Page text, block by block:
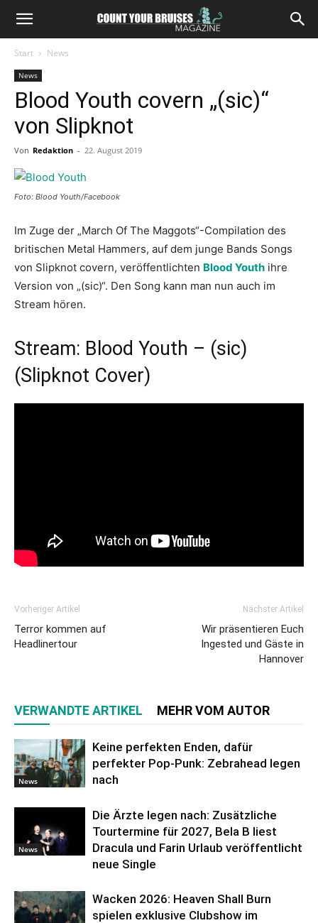
Start News
News
Blood Youth covern „(sic)“
von Slipknot
Von Redaktion - 22. August 2019
Foto: Blood Youth/Facebook
Im Zuge der „March Of The Maggots“-Compilation des
britischen Metal Hammers, auf dem junge Bands Songs
von Slipknot covern, veröffentlichten Blood Youth ihre
Version von „(sic)“. Den Song kann man nun auch im
Stream hören.
Stream: Blood Youth – (sic)
(Slipknot Cover)
Vorheriger Artikel
Terror kommen auf
Headlinertour
Nächster Artikel
Wir präsentieren Euch
Ingested und Gäste in
Hannover
VERWANDTE ARTIKEL MEHR VOM AUTOR
News
Keine perfekten Enden, dafür
perfekter Pop-Punk: Zebrahead legen
nach
News
Die Ärzte legen nach: Zusätzliche
Tourtermine für 2027, Bela B liest
Dracula und Farin Urlaub veröffentlicht
neue Single
Wacken 2026: Heaven Shall Burn
spielen exklusive Clubshow im